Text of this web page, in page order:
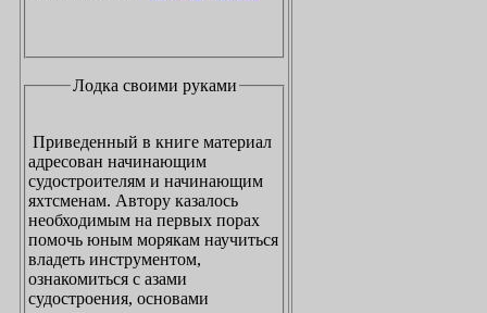
Лодка своими руками
Приведенный в книге материал
адресован начинающим
судостроителям и начинающим
яхтсменам. Автору казалось
необходимым на первых порах
помочь юным морякам научиться
владеть инструментом,
ознакомиться с азами
судостроения, основами